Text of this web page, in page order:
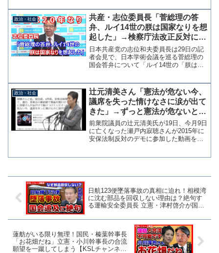
検 器物損壊の疑い - 産経ニュース 柳
井市議は6期目の...
政治・社会
共産・志位委員長「菅総理の答
弁、ルイ14世の朕は国家なりを想
起した」→検察庁法改正反対に反
対する意見書からのパクリ、ちな
みに志位は委員長在任20年なり
日本共産党の志位和夫委員長は29日の記
者会見で、日本学術会議を巡る菅総理の
国会答弁について「ルイ14世の「朕は国
らパクリ どこかで聞いたことがあると
思ったら、これは今年の...
政治・社会
辻元清美さん「憲法が危ない今、
議席を失った情けなさに涙が出て
きた」→ずっと憲法が危ないと言
い続けて飽きられたのでは？
前衆院議員の辻元清美氏が19日、今月9日
に亡くなった瀬戸内寂聴さんが2015年に
安保法制反対のデモに参加した動画を自
日航123便墜落事故の真相に迫れ！相模湾
に沈む部品を回収しない理由は？絶句す
る運輸安全委員長 立憲・津村啓介が国会
蓮舫がいる限り無理！国民・榛葉幹事長
「お花畑だね」立憲・小川幹事長の合流
願望を一蹴してしまう【KSLチャンネ